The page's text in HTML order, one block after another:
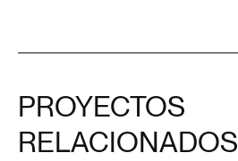
PROYECTOS
RELACIONADOS